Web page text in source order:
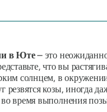
в Юте– это
что вы
солнцем, в
резвятся козы, иногда
время выполнения